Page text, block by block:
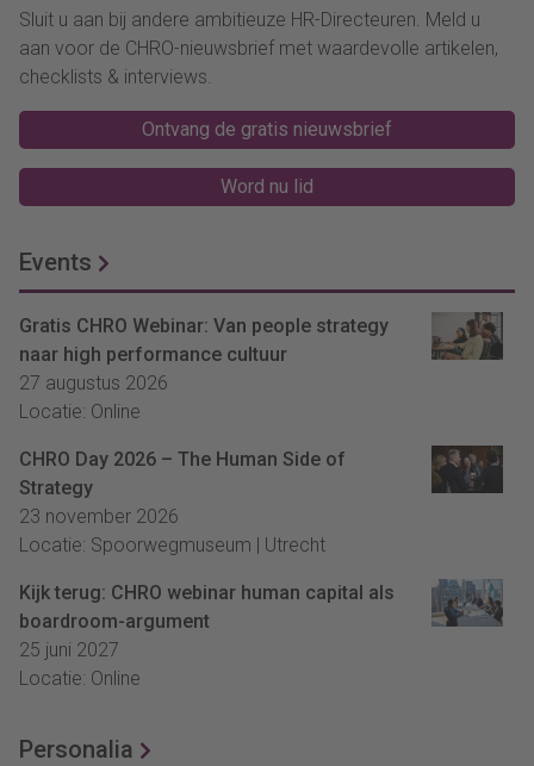
Sluit u aan bij andere ambitieuze HR-Directeuren. Meld u
aan voor de CHRO-nieuwsbrief met waardevolle artikelen,
checklists & interviews.
Ontvang de gratis nieuwsbrief
Word nu lid
Events
Gratis CHRO Webinar: Van people strategy
naar high performance cultuur
27 augustus 2026
Locatie: Online
CHRO Day 2026 – The Human Side of
Strategy
23 november 2026
Locatie: Spoorwegmuseum | Utrecht
Kijk terug: CHRO webinar human capital als
boardroom-argument
25 juni 2027
Locatie: Online
Personalia